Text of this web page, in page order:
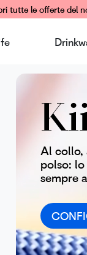
tutte le offerte del
Al collo,
polso:
sempre